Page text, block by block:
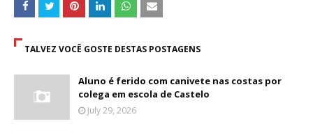
TALVEZ VOCÊ GOSTE DESTAS POSTAGENS
Aluno é ferido com canivete nas costas por
colega em escola de Castelo
July 29, 2026